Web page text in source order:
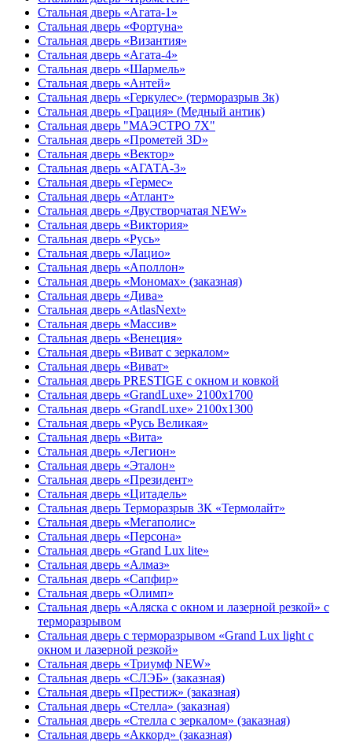
Стальная дверь «Агата-1»
Стальная дверь «Фортуна»
Стальная дверь «Византия»
Стальная дверь «Агата-4»
Стальная дверь «Шармель»
Стальная дверь «Антей»
Стальная дверь «Геркулес» (терморазрыв 3к)
Стальная дверь «Грация» (Медный антик)
Стальная дверь "МАЭСТРО 7Х"
Стальная дверь «Прометей 3D»
Стальная дверь «Вектор»
Стальная дверь «АГАТА-3»
Стальная дверь «Гермес»
Стальная дверь «Атлант»
Стальная дверь «Двустворчатая NEW»
Стальная дверь «Виктория»
Стальная дверь «Русь»
Стальная дверь «Лацио»
Стальная дверь «Аполлон»
Стальная дверь «Мономах» (заказная)
Стальная дверь «Дива»
Стальная дверь «AtlasNext»
Стальная дверь «Массив»
Стальная дверь «Венеция»
Стальная дверь «Виват с зеркалом»
Стальная дверь «Виват»
Стальная дверь PRESTIGE с окном и ковкой
Стальная дверь «GrandLuxe» 2100х1700
Стальная дверь «GrandLuxe» 2100х1300
Стальная дверь «Русь Великая»
Стальная дверь «Вита»
Стальная дверь «Легион»
Стальная дверь «Эталон»
Стальная дверь «Президент»
Стальная дверь «Цитадель»
Стальная дверь Терморазрыв 3К «Термолайт»
Стальная дверь «Мегаполис»
Стальная дверь «Персона»
Стальная дверь «Grand Lux lite»
Стальная дверь «Алмаз»
Стальная дверь «Сапфир»
Стальная дверь «Олимп»
Стальная дверь «Аляска с окном и лазерной резкой» с
терморазрывом
Стальная дверь с терморазрывом «Grand Lux light с
окном и лазерной резкой»
Стальная дверь «Триумф NEW»
Стальная дверь «СЛЭБ» (заказная)
Стальная дверь «Престиж» (заказная)
Стальная дверь «Стелла» (заказная)
Стальная дверь «Стелла с зеркалом» (заказная)
Стальная дверь «Аккорд» (заказная)